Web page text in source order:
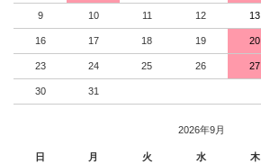
9 10 11 12 13
16 17 18 19 20
23 24 25 26 27
30 31
2026年9月
日 月 火 水 木